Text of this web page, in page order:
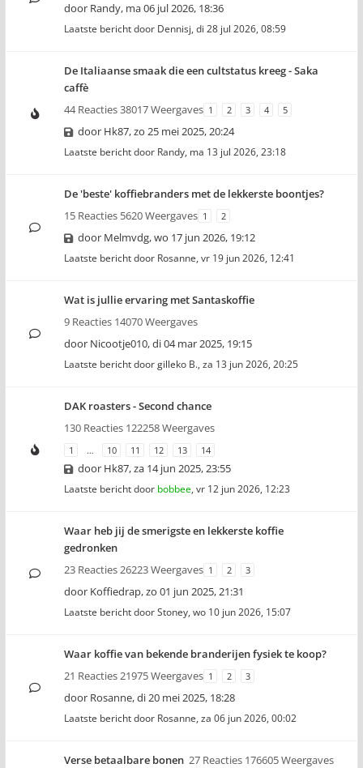
door Randy, ma 06 jul 2026, 18:36
Laatste bericht door Dennisj, di 28 jul 2026, 08:59
De Italiaanse smaak die een cultstatus kreeg - Saka
caffè
44 Reacties 38017 Weergaves 1 2 3 4 5
door Hk87,zo 25 mei 2025, 20:24
Laatste bericht door Randy, ma 13 jul 2026, 23:18
De 'beste' koffiebranders met de lekkerste boontjes?
15 Reacties 5620 Weergaves 1 2
door Melmvdg,wo 17 jun 2026, 19:12
Laatste bericht door Rosanne, vr 19 jun 2026, 12:41
Wat is jullie ervaring met Santaskoffie
9 Reacties 14070 Weergaves
door Nicootje010,di 04 mar 2025, 19:15
Laatste bericht doorgilleko B., za 13 jun 2026, 20:25
DAK roasters - Second chance
130 Reacties 122258 Weergaves
1 … 10 11 12 13 14
door Hk87,za 14 jun 2025, 23:55
Laatste bericht door bobbee, vr 12 jun 2026, 12:23
Waar heb jij de smerigste en lekkerste koffie
gedronken
23 Reacties 26223 Weergaves 1 2 3
door Koffiedrap,zo 01 jun 2025, 21:31
Laatste bericht doorStoney, wo 10 jun 2026, 15:07
Waar koffie van bekende branderijen fysiek te koop?
21 Reacties 21975 Weergaves 1 2 3
door Rosanne,di 20 mei 2025, 18:28
Laatste bericht door Rosanne, za 06 jun 2026, 00:02
Verse betaalbare bonen 27 Reacties 176605 Weergaves